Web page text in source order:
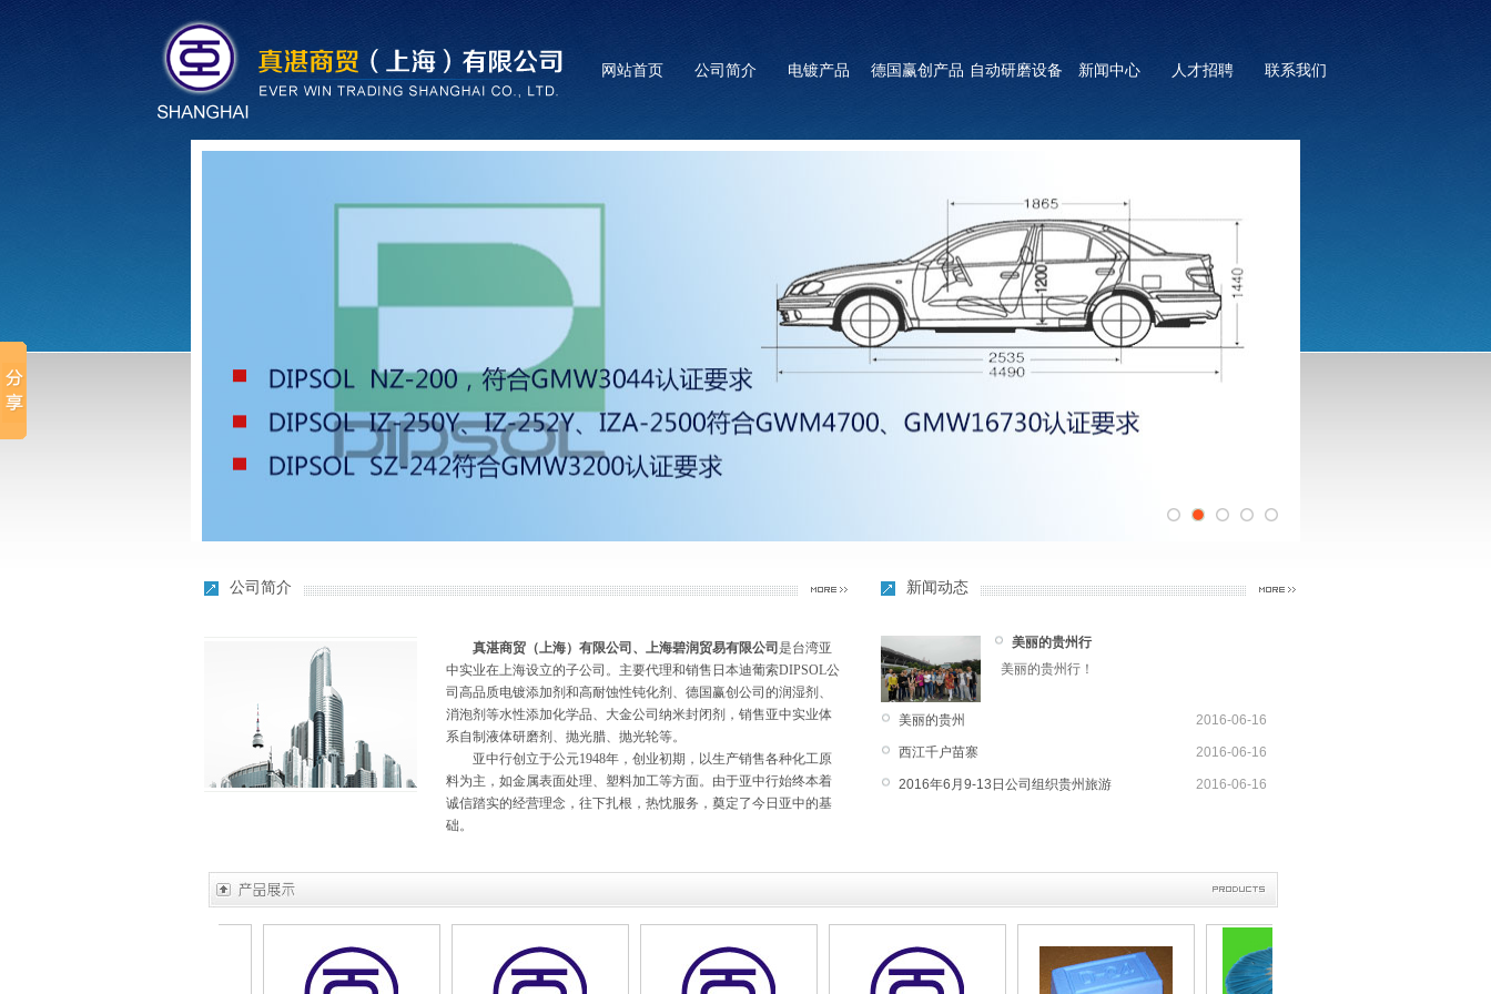
网站首页 公司简介 电镀产品 德国赢创产品 自动研磨设备 新闻中心 人才招聘 联系我们
公司简介
真湛商贸（上海）有限公司、上海碧润贸易有限公司 是台湾亚
中实业在上海设立的子公司。主要代理和销售日本迪葡索DIPSOL公
司高品质电镀添加剂和高耐蚀性钝化剂、德国赢创公司的润湿剂、
消泡剂等水性添加化学品、大金公司纳米封闭剂，销售亚中实业体
系自制液体研磨剂、抛光腊、抛光轮等。
亚中行创立于公元1948年，创业初期，以生产销售各种化工原
料为主，如金属表面处理、塑料加工等方面。由于亚中行始终本着
诚信踏实的经营理念，往下扎根，热忱服务，奠定了今日亚中的基
础。
新闻动态
美丽的贵州行
美丽的贵州行！
2016-06-16
美丽的贵州
2016-06-16
西江千户苗寨
2016-06-16
2016年6月9-13日公司组织贵州旅游